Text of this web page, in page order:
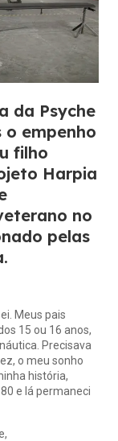
da Psyche
o empenho
filho
Harpia
no
pelas
Meus pais
15 ou 16 anos,
Precisava
o meu sonho
história,
e lá permaneci